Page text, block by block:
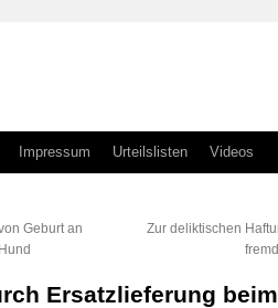
Impressum Urteilslisten Videos
Geburt an
Zur deliktischen
Ersatzlieferung